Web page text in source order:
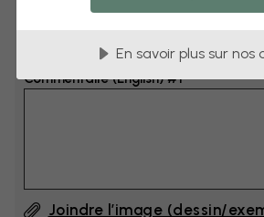
Ajouter un
Commentaire (English) #1
Joindre l’image (dessin/
En savoir plus sur nos